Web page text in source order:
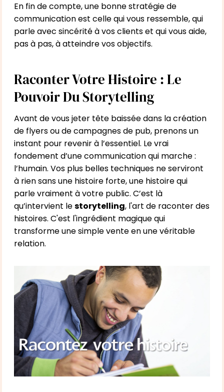
En fin de compte, une bonne stratégie de
communication est celle qui vous ressemble, qui
parle avec sincérité à vos clients et qui vous aide,
pas à pas, à atteindre vos objectifs.
Raconter Votre Histoire : Le
Pouvoir Du Storytelling
Avant de vous jeter tête baissée dans la création
de flyers ou de campagnes de pub, prenons un
instant pour revenir à l’essentiel. Le vrai
fondement d’une communication qui marche :
l’humain. Vos plus belles techniques ne serviront
à rien sans une histoire forte, une histoire qui
parle vraiment à votre public. C’est là
qu’intervient lestorytelling, l'art de raconter des
histoires. C'est l'ingrédient magique qui
transforme une simple vente en une véritable
relation.